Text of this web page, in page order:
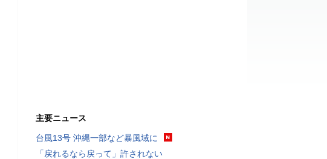
主要ニュース
台風13号 沖縄一部など暴風域に
「戻れるなら戻って」許されない